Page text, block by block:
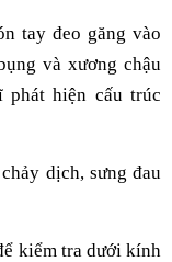
tay đeo găng vào
và xương chậu
hiện cấu trúc
dịch, sưng đau
kiểm tra dưới kính